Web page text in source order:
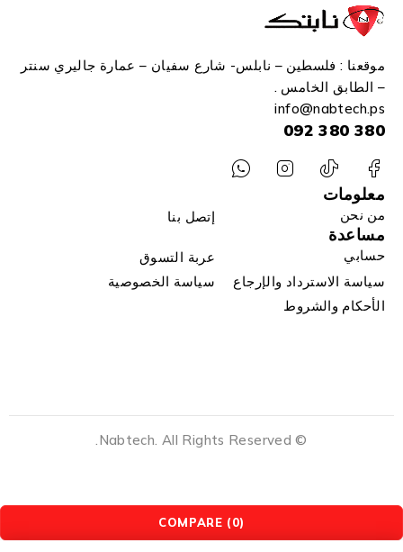
موقعنا : فلسطين – نابلس- شارع سفيان – عمارة جاليري سنتر
– الطابق الخامس .
info@nabtech.ps
380 380 092
معلومات
من نحن إتصل بنا
مساعدة
حسابي
عربة التسوق
سياسة الاسترداد والإرجاع
سياسة الخصوصية
الأحكام والشروط
© Nabtech. All Rights Reserved.
COMPARE (0)